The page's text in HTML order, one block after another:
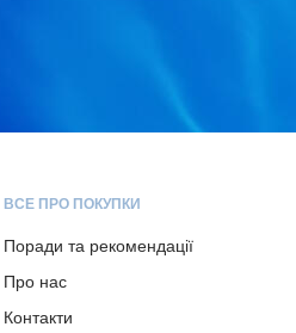
ВСЕ ПРО ПОКУПКИ
Поради та рекомендації
Про нас
Контакти